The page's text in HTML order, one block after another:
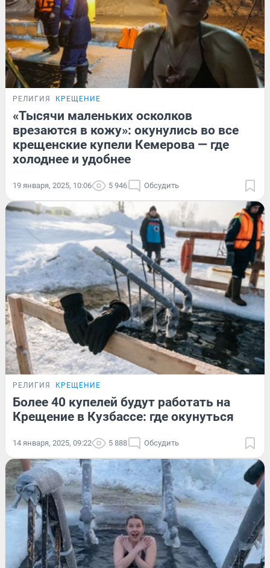
РЕЛИГИЯ КРЕЩЕНИЕ
«Тысячи маленьких осколков
врезаются в кожу»: окунулись во все
крещенские купели Кемерова — где
холоднее и удобнее
19 января, 2025, 10:06 5 946 Обсудить
РЕЛИГИЯ КРЕЩЕНИЕ
Более 40 купелей будут работать на
Крещение в Кузбассе: где окунуться
14 января, 2025, 09:22 5 888 Обсудить